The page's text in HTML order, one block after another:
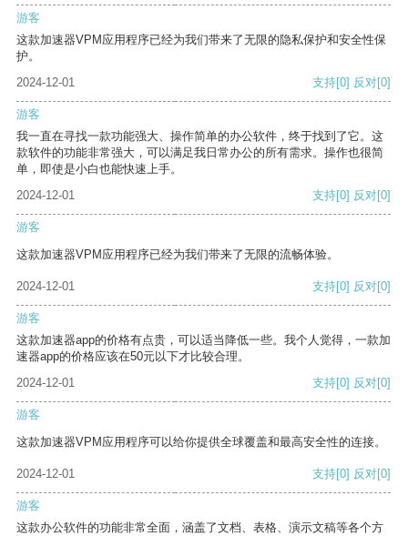
游客
这款加速器VPM应用程序已经为我们带来了无限的隐私保护和安全性保
护。
2024-12-01
支持[0] 反对[0]
游客
我一直在寻找一款功能强大、操作简单的办公软件，终于找到了它。这
款软件的功能非常强大，可以满足我日常办公的所有需求。操作也很简
单，即使是小白也能快速上手。
2024-12-01
支持[0] 反对[0]
游客
这款加速器VPM应用程序已经为我们带来了无限的流畅体验。
2024-12-01 支持[0] 反对[0]
游客
这款加速器app的价格有点贵，可以适当降低一些。我个人觉得，一款加
速器app的价格应该在50元以下才比较合理。
2024-12-01
支持[0] 反对[0]
游客
这款加速器VPM应用程序可以给你提供全球覆盖和最高安全性的连接。
2024-12-01 支持[0] 反对[0]
游客
这款办公软件的功能非常全面，涵盖了文档、表格、演示文稿等各个方